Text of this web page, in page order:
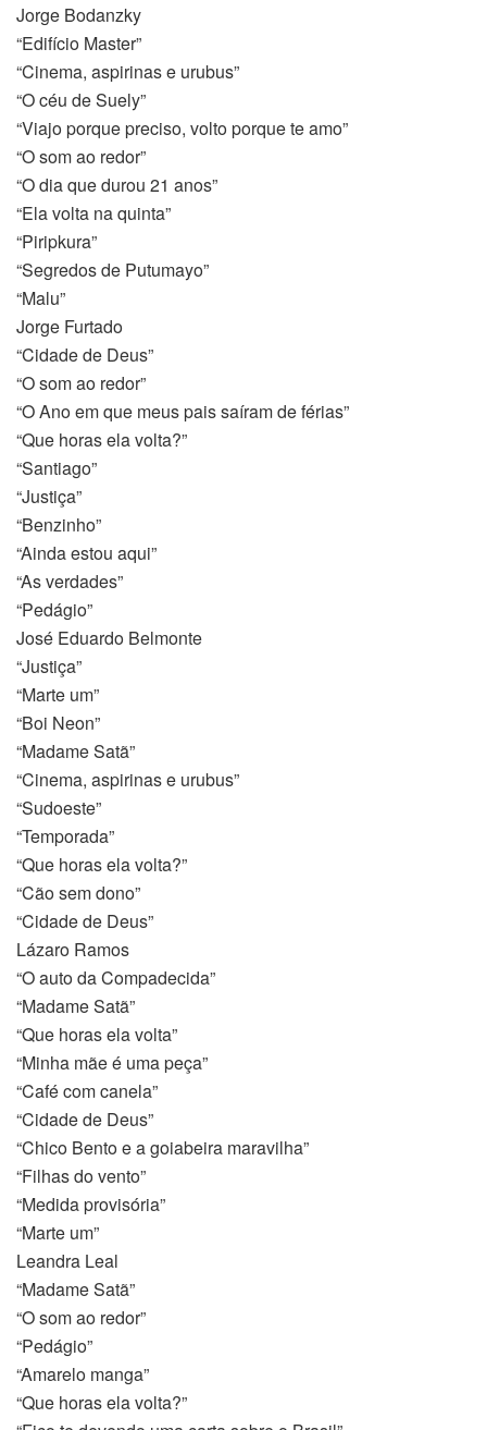
Jorge Bodanzky
“Edifício Master”
“Cinema, aspirinas e urubus”
“O céu de Suely”
“Viajo porque preciso, volto porque te amo”
“O som ao redor”
“O dia que durou 21 anos”
“Ela volta na quinta”
“Piripkura”
“Segredos de Putumayo”
“Malu”
Jorge Furtado
“Cidade de Deus”
“O som ao redor”
“O Ano em que meus pais saíram de férias”
“Que horas ela volta?”
“Santiago”
“Justiça”
“Benzinho”
“Ainda estou aqui”
“As verdades”
“Pedágio”
José Eduardo Belmonte
“Justiça”
“Marte um”
“Boi Neon”
“Madame Satã”
“Cinema, aspirinas e urubus”
“Sudoeste”
“Temporada”
“Que horas ela volta?”
“Cão sem dono”
“Cidade de Deus”
Lázaro Ramos
“O auto da Compadecida”
“Madame Satã”
“Que horas ela volta”
“Minha mãe é uma peça”
“Café com canela”
“Cidade de Deus”
“Chico Bento e a goiabeira maravilha”
“Filhas do vento”
“Medida provisória”
“Marte um”
Leandra Leal
“Madame Satã”
“O som ao redor”
“Pedágio”
“Amarelo manga”
“Que horas ela volta?”